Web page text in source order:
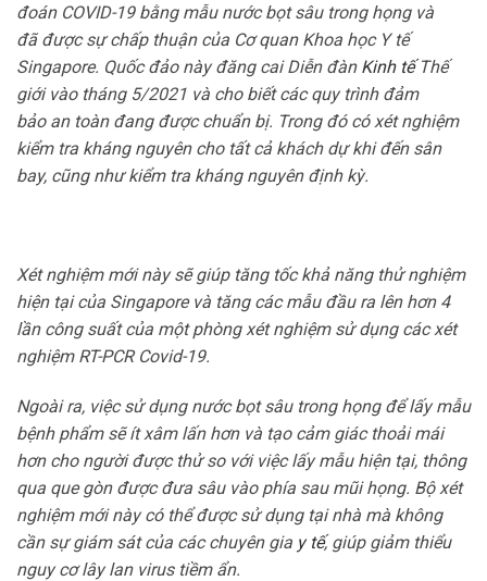
đoán COVID-19 bằng mẫu nước bọt sâu trong họng và
đã được sự chấp thuận của Cơ quan Khoa học Y tế
Singapore. Quốc đảo này đăng cai Diễn đàn Kinh tếThế
giới vào tháng 5/2021 và cho biết các quy trình đảm
bảo an toàn đang được chuẩn bị. Trong đó có xét nghiệm
kiểm tra kháng nguyên cho tất cả khách dự khi đến sân
bay, cũng như kiểm tra kháng nguyên định kỳ.
Xét nghiệm mới này sẽ giúp tăng tốc khả năng thử nghiệm
hiện tại của Singapore và tăng các mẫu đầu ra lên hơn 4
lần công suất của một phòng xét nghiệm sử dụng các xét
nghiệm RT-PCR Covid-19.
Ngoài ra, việc sử dụng nước bọt sâu trong họng để lấy mẫu
bệnh phẩm sẽ ít xâm lấn hơn và tạo cảm giác thoải mái
hơn cho người được thử so với việc lấy mẫu hiện tại, thông
qua que gòn được đưa sâu vào phía sau mũi họng. Bộ xét
nghiệm mới này có thể được sử dụng tại nhà mà không
cần sự giám sát của các chuyên gia y tế, giúp giảm thiểu
nguy cơ lây lan virus tiềm ẩn.